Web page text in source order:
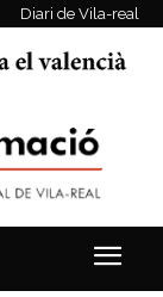
Diari de Vila-real